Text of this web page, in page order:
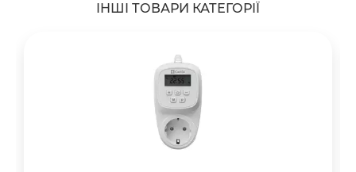
ІНШІ ТОВАРИ КАТЕГОРІЇ